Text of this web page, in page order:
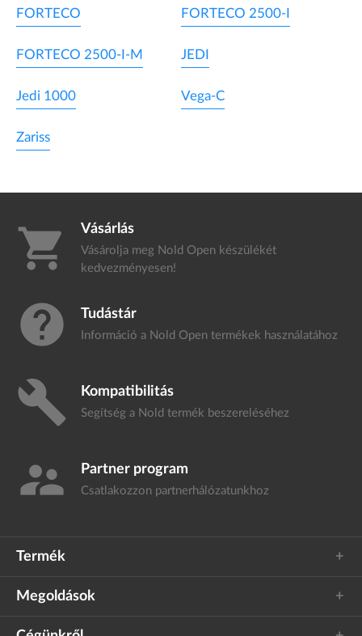
FORTECO FORTECO 2500-I
FORTECO 2500-I-M JEDI
Jedi 1000 Vega-C
Zariss
shopping_cart Vásárlás
Vásárolja meg Nold Open készülékét
kedvezményesen!
help Tudástár
Információ a Nold Open termékek használatához
build Kompatibilitás
Segítség a Nold termék beszereléséhez
supervisor_account Partner program
Csatlakozzon partnerhálózatunkhoz
Termék
Megoldások